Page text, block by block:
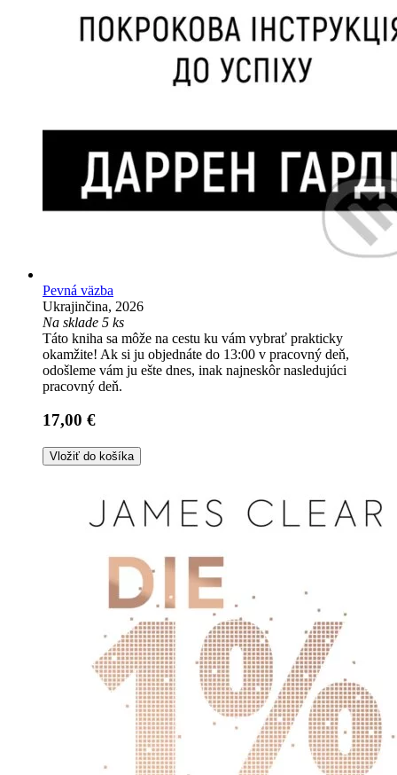
Pevná väzba
Ukrajinčina, 2026
Na sklade 5 ks
Táto kniha sa môže na cestu ku vám vybrať prakticky
okamžite! Ak si ju objednáte do 13:00 v pracovný deň,
odošleme vám ju ešte dnes, inak najneskôr nasledujúci
pracovný deň.
17,00 €
Vložiť do košíka